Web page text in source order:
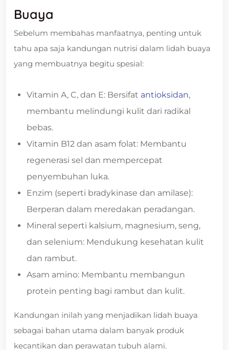
Buaya
Sebelum membahas manfaatnya, penting untuk
tahu apa saja kandungan nutrisi dalam lidah buaya
yang membuatnya begitu spesial:
Vitamin A, C, dan E: Bersifat antioksidan,
membantu melindungi kulit dari radikal
bebas.
Vitamin B12 dan asam folat: Membantu
regenerasi sel dan mempercepat
penyembuhan luka.
Enzim (seperti bradykinase dan amilase):
Berperan dalam meredakan peradangan.
Mineral seperti kalsium, magnesium, seng,
dan selenium: Mendukung kesehatan kulit
dan rambut.
Asam amino: Membantu membangun
protein penting bagi rambut dan kulit.
Kandungan inilah yang menjadikan lidah buaya
sebagai bahan utama dalam banyak produk
kecantikan dan perawatan tubuh alami.